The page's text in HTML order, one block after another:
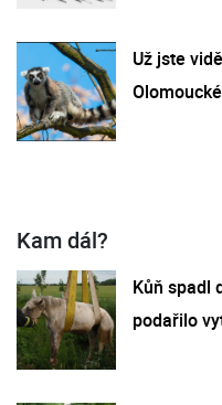
Už jste
Kam dál?
Kůň spadl
podařilo